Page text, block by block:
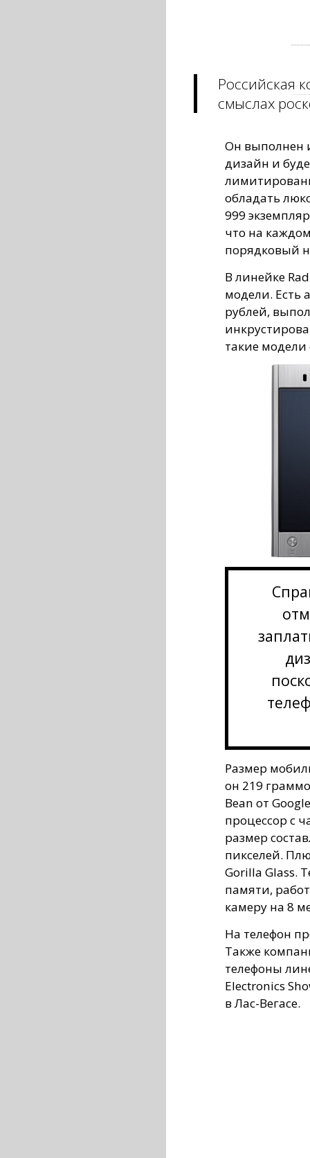
Российская
смыслах
Он выполнен
дизайн и
обладать
999
что на
порядковый
В линейке
модели. Есть
рублей,
такие модели
Размер
он 219
Bean от
процессор с
размер
пикселей.
Gorilla Glass.
памяти,
камеру на 8
На телефон
Также
телефоны
Electronics
в Лас-Вегасе.